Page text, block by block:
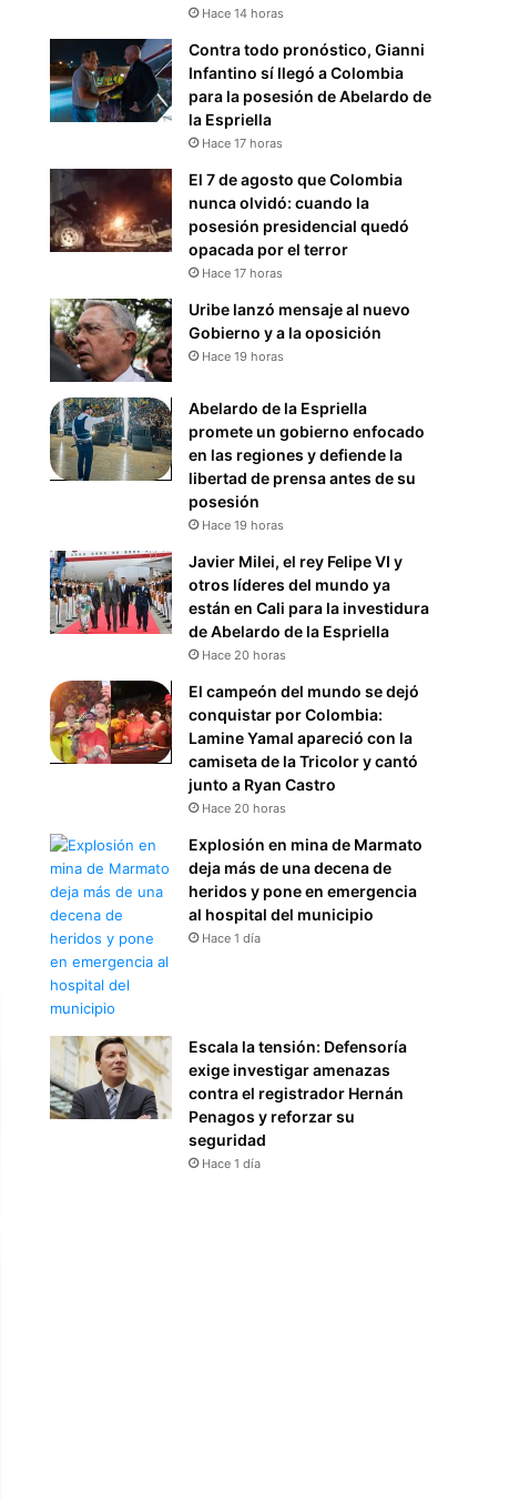
Hace 14 horas
Contra todo pronóstico, Gianni
Infantino sí llegó a Colombia
para la posesión de Abelardo de
la Espriella
Hace 17 horas
El 7 de agosto que Colombia
nunca olvidó: cuando la
posesión presidencial quedó
opacada por el terror
Hace 17 horas
Uribe lanzó mensaje al nuevo
Gobierno y a la oposición
Hace 19 horas
Abelardo de la Espriella
promete un gobierno enfocado
en las regiones y defiende la
libertad de prensa antes de su
posesión
Hace 19 horas
Javier Milei, el rey Felipe VI y
otros líderes del mundo ya
están en Cali para la investidura
de Abelardo de la Espriella
Hace 20 horas
El campeón del mundo se dejó
conquistar por Colombia:
Lamine Yamal apareció con la
camiseta de la Tricolor y cantó
junto a Ryan Castro
Hace 20 horas
Explosión en mina de Marmato
deja más de una decena de
heridos y pone en emergencia
al hospital del municipio
Hace 1 día
Escala la tensión: Defensoría
exige investigar amenazas
contra el registrador Hernán
Penagos y reforzar su
seguridad
Hace 1 día